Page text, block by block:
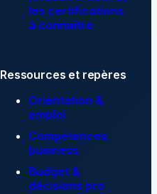
les certifications
à connaître
Ressources et repères
Orientation &
emploi
Compétences
business
Budget &
décisions pro